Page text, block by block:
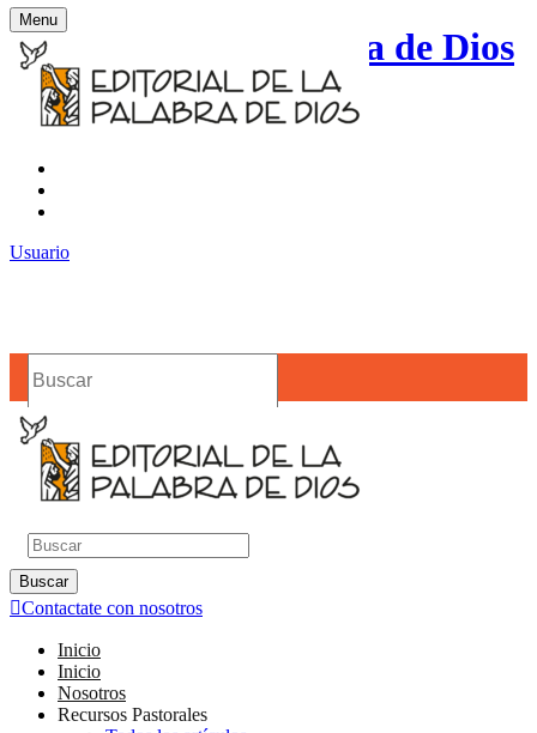
Editorial de la Palabra de Dios
Contacto
Noticias
Usuario
Menu
Buscar
Buscar
Contactate con nosotros
Inicio
Inicio
Nosotros
Recursos Pastorales